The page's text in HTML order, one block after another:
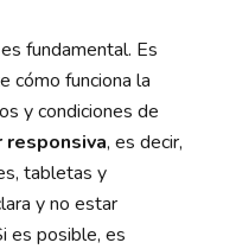
fundamental. Es
cómo funciona la
y condiciones de
responsiva, es decir,
tabletas y
y no estar
es posible, es